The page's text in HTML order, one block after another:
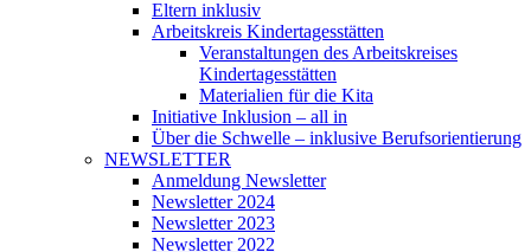
Eltern inklusiv
Arbeitskreis Kindertagesstätten
Veranstaltungen des Arbeitskreises
Kindertagesstätten
Materialien für die Kita
Initiative Inklusion – all in
Über die Schwelle – inklusive Berufsorientierung
NEWSLETTER
Anmeldung Newsletter
Newsletter 2024
Newsletter 2023
Newsletter 2022